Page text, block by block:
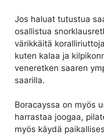
Jos haluat tutustua
osallistua
värikkäitä
kuten kalaa ja
veneretken saaren
saarilla.
Boracayssa on myös
harrastaa joogaa,
myös käydä